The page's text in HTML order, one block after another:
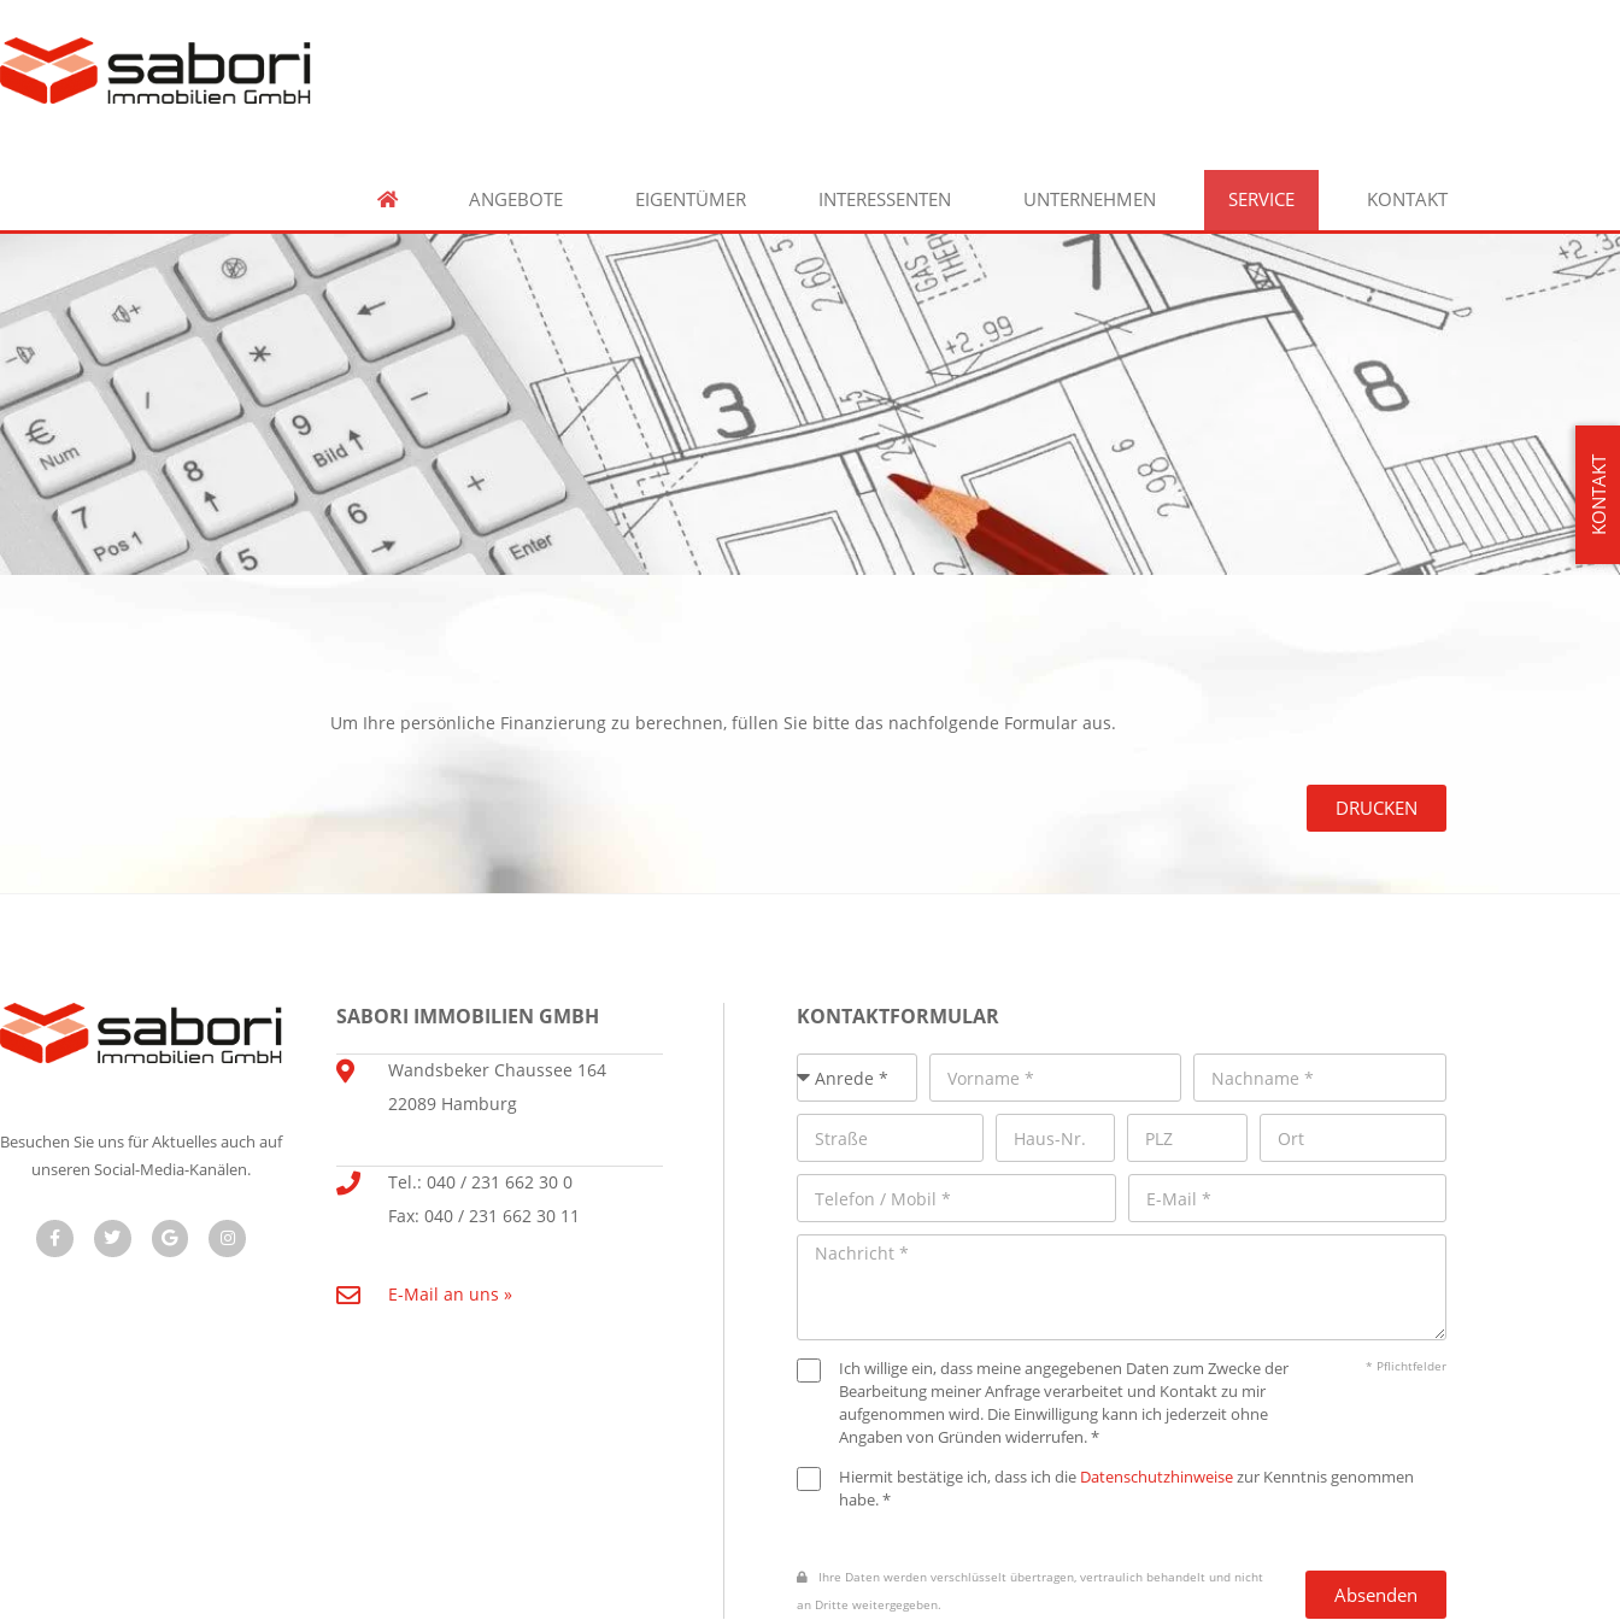
KONTAKT
ANGEBOTE EIGENTÜMER INTERESSENTEN UNTERNEHMEN SERVICE KONTAKT
Um Ihre persönliche Finanzierung zu berechnen, füllen Sie bitte das nachfolgende Formular aus.
DRUCKEN
Besuchen Sie uns für Aktuelles auch auf
unseren Social-Media-Kanälen.
SABORI IMMOBILIEN GMBH
Wandsbeker Chaussee 164
22089 Hamburg
Tel.: 040 / 231 662 30 0
Fax: 040 / 231 662 30 11
E-Mail an uns »
KONTAKTFORMULAR
Ich willige ein, dass meine angegebenen Daten zum Zwecke der
Bearbeitung meiner Anfrage verarbeitet und Kontakt zu mir
aufgenommen wird. Die Einwilligung kann ich jederzeit ohne
Angaben von Gründen widerrufen. *
* Pflichtfelder
Hiermit bestätige ich, dass ich die Datenschutzhinweisezur Kenntnis genommen
habe. *
Ihre Daten werden verschlüsselt übertragen, vertraulich behandelt und nicht
an Dritte weitergegeben.
Absenden